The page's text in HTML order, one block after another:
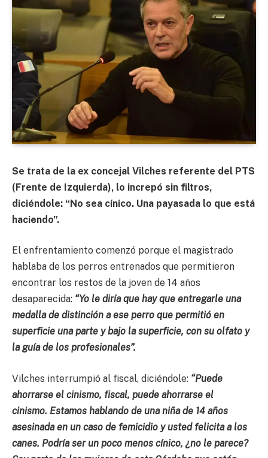
Se trata de la ex concejal Vilches referente del PTS
(Frente de Izquierda), lo increpó sin filtros,
diciéndole: “No sea cínico. Una payasada lo que está
haciendo”.
El enfrentamiento comenzó porque el magistrado
hablaba de los perros entrenados que permitieron
encontrar los restos de la joven de 14 años
desaparecida: “Yo le diría que hay que entregarle una
medalla de distinción a ese perro que permitió en
superficie una parte y bajo la superficie, con su olfato y
la guía de los profesionales”.
Vilches interrumpió al fiscal, diciéndole: “Puede
ahorrarse el cinismo, fiscal, puede ahorrarse el
cinismo. Estamos hablando de una niña de 14 años
asesinada en un caso de femicidio y usted felicita a los
canes. Podría ser un poco menos cínico, ¿no le parece?